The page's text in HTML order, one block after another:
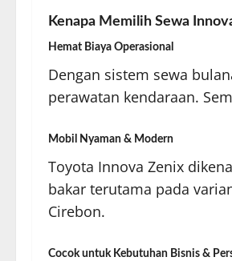
Kenapa Memilih Sewa
Hemat Biaya Operasional
Dengan sistem sewa
perawatan kendaraan.
Mobil Nyaman & Modern
Toyota Innova Zenix
bakar terutama pada
Cirebon.
Cocok untuk Kebutuhan Bisnis &